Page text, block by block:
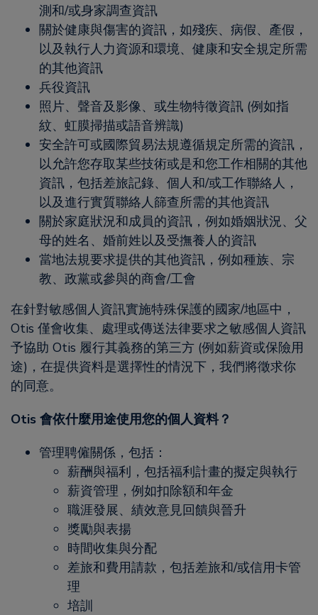
測和/或身家調查資訊
關於健康與傷害的資訊，如殘疾、病假、產假，
以及執行人力資源和環境、健康和安全規定所需
的其他資訊
兵役資訊
照片、聲音及影像、或生物特徵資訊 (例如指
紋、虹膜掃描或語音辨識)
安全許可或國際貿易法規遵循規定所需的資訊，
以允許您存取某些技術或是和您工作相關的其他
資訊，包括差旅記錄、個人和/或工作聯絡人，
以及進行實質聯絡人篩查所需的其他資訊
關於家庭狀況和成員的資訊，例如婚姻狀況、父
母的姓名、婚前姓以及受撫養人的資訊
當地法規要求提供的其他資訊，例如種族、宗
教、政黨或參與的商會/工會
在針對敏感個人資訊實施特殊保護的國家/地區中，
Otis 僅會收集、處理或傳送法律要求之敏感個人資訊
予協助 Otis 履行其義務的第三方 (例如薪資或保險用
途)，在提供資料是選擇性的情況下，我們將徵求你
的同意。
Otis 會依什麼用途使用您的個人資料？
管理聘僱關係，包括：
薪酬與福利，包括福利計畫的擬定與執行
薪資管理，例如扣除額和年金
職涯發展、績效意見回饋與晉升
獎勵與表揚
時間收集與分配
差旅和費用請款，包括差旅和/或信用卡管
理
培訓